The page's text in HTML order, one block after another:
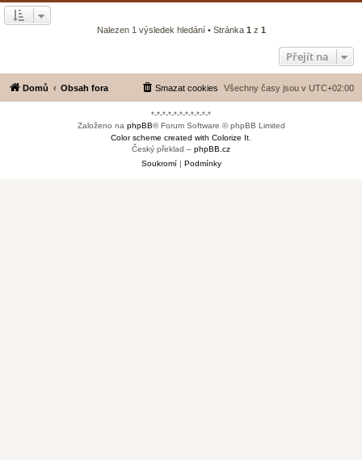
Nalezen 1 výsledek hledání • Stránka 1 z 1
Přejít na
Domů Obsah fora Všechny časy jsou v UTC+02:00
Smazat cookies
*-*-*-*-*-*-*-*-*-*-*
Založeno na phpBB® Forum Software © phpBB Limited
Color scheme created with Colorize It
Český překlad – phpBB.cz
Soukromí| Podmínky